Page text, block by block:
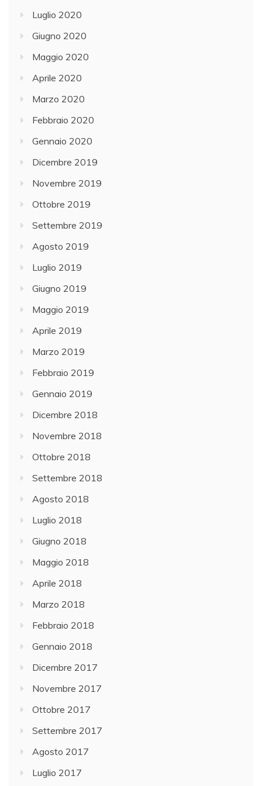
Luglio 2020
Giugno 2020
Maggio 2020
Aprile 2020
Marzo 2020
Febbraio 2020
Gennaio 2020
Dicembre 2019
Novembre 2019
Ottobre 2019
Settembre 2019
Agosto 2019
Luglio 2019
Giugno 2019
Maggio 2019
Aprile 2019
Marzo 2019
Febbraio 2019
Gennaio 2019
Dicembre 2018
Novembre 2018
Ottobre 2018
Settembre 2018
Agosto 2018
Luglio 2018
Giugno 2018
Maggio 2018
Aprile 2018
Marzo 2018
Febbraio 2018
Gennaio 2018
Dicembre 2017
Novembre 2017
Ottobre 2017
Settembre 2017
Agosto 2017
Luglio 2017